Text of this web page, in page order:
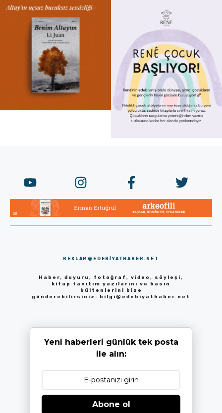
REKLAM@EDEBIYATHABER.NET
Haber, duyuru, fotoğraf, video, söyleşi,
kitap tanıtım yazılarını ve basın
bültenlerini bize
gönderebilirsiniz: bilgi@edebiyathaber.net
Yeni haberleri günlük tek posta
ile alın:
Abone ol